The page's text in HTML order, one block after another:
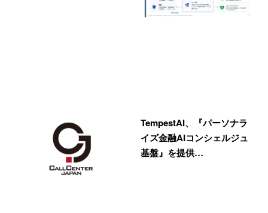
TempestAI、『パーソナラ
イズ金融AIコンシェルジュ
基盤』を提供…